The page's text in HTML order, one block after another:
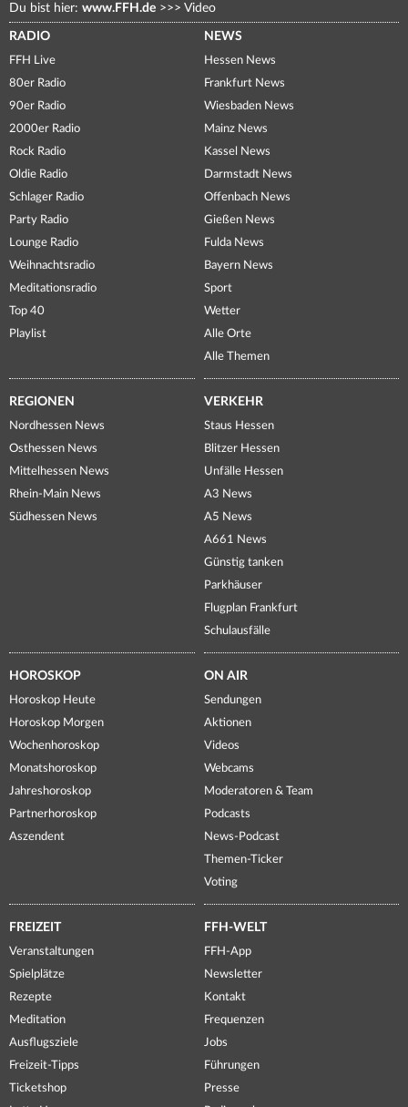
Du bist hier: www.FFH.de >>> Video
RADIO
FFH Live
80er Radio
90er Radio
2000er Radio
Rock Radio
Oldie Radio
Schlager Radio
Party Radio
Lounge Radio
Weihnachtsradio
Meditationsradio
Top 40
Playlist
NEWS
Hessen News
Frankfurt News
Wiesbaden News
Mainz News
Kassel News
Darmstadt News
Offenbach News
Gießen News
Fulda News
Bayern News
Sport
Wetter
Alle Orte
Alle Themen
REGIONEN
Nordhessen News
Osthessen News
Mittelhessen News
Rhein-Main News
Südhessen News
VERKEHR
Staus Hessen
Blitzer Hessen
Unfälle Hessen
A3 News
A5 News
A661 News
Günstig tanken
Parkhäuser
Flugplan Frankfurt
Schulausfälle
HOROSKOP
Horoskop Heute
Horoskop Morgen
Wochenhoroskop
Monatshoroskop
Jahreshoroskop
Partnerhoroskop
Aszendent
ON AIR
Sendungen
Aktionen
Videos
Webcams
Moderatoren & Team
Podcasts
News-Podcast
Themen-Ticker
Voting
FREIZEIT
Veranstaltungen
Spielplätze
Rezepte
Meditation
Ausflugsziele
Freizeit-Tipps
Ticketshop
FFH-WELT
FFH-App
Newsletter
Kontakt
Frequenzen
Jobs
Führungen
Presse